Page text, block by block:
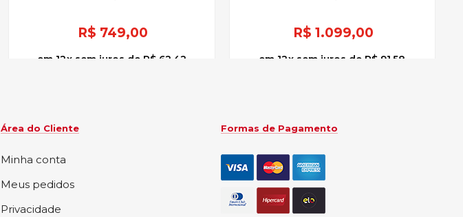
R$ 749,00
12x de R$ 62,42
sem juros
R$ 1.099,00
12x de R$ 91,58
sem juros
Área do Cliente
Minha conta
Meus pedidos
Privacidade
Formas de Pagamento